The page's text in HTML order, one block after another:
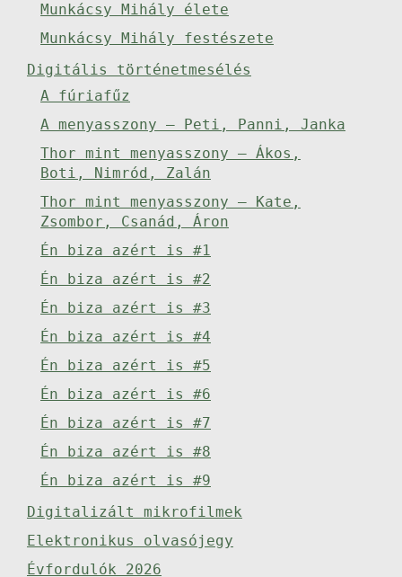
Munkácsy Mihály élete
Munkácsy Mihály festészete
Digitális történetmesélés
A fúriafűz
A menyasszony – Peti, Panni, Janka
Thor mint menyasszony – Ákos,
Boti, Nimród, Zalán
Thor mint menyasszony – Kate,
Zsombor, Csanád, Áron
Én biza azért is #1
Én biza azért is #2
Én biza azért is #3
Én biza azért is #4
Én biza azért is #5
Én biza azért is #6
Én biza azért is #7
Én biza azért is #8
Én biza azért is #9
Digitalizált mikrofilmek
Elektronikus olvasójegy
Évfordulók 2026